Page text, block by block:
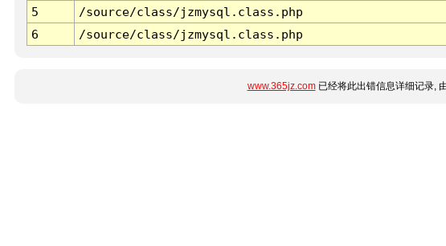
5
/source/class/jzmysql.class.php
6
/source/class/jzmysql.class.php
www.365jz.com已经将此出错信息详细记录,